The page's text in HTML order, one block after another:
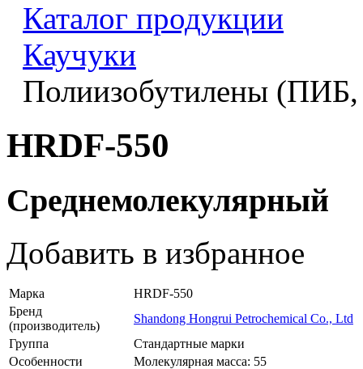
Каталог продукции
Каучуки
Полиизобутилены
HRDF-550
Среднемолекулярный
Добавить в избранное
Марка
HRDF-550
Бренд
(производитель)
Shandong Hongrui Petrochemical Co., Ltd
Группа
Стандартные марки
Особенности
Молекулярная масса: 55